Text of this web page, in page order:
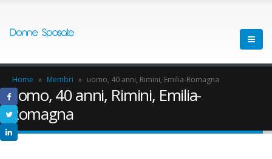
Home » Membri » uomo, 40 anni, Rimini, Emilia-Romagna
uomo, 40 anni, Rimini, Emilia-
Romagna